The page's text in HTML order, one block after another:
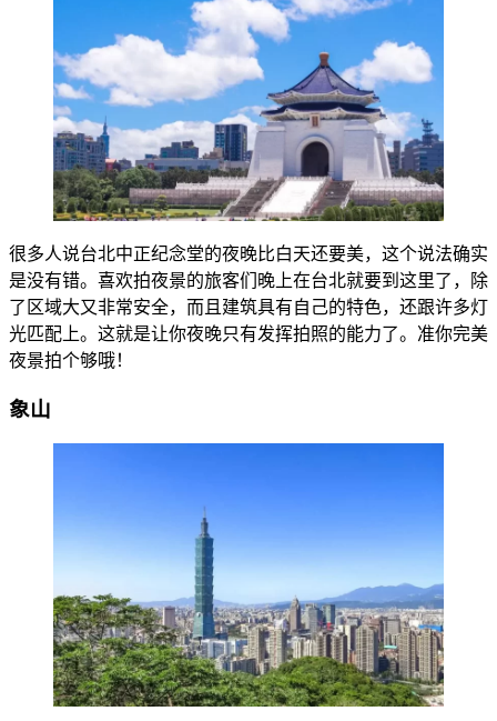
很多人说台北中正纪念堂的夜晚比白天还要美，这个说法确实
是没有错。喜欢拍夜景的旅客们晚上在台北就要到这里了，除
了区域大又非常安全，而且建筑具有自己的特色，还跟许多灯
光匹配上。这就是让你夜晚只有发挥拍照的能力了。准你完美
夜景拍个够哦！
象山